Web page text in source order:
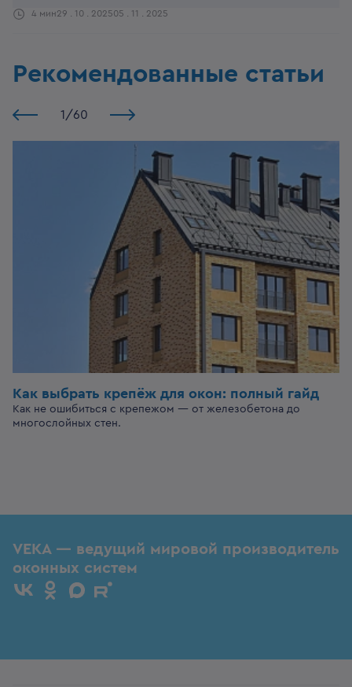
4 мин29 . 10 . 202505 . 11 . 2025
Рекомендованные статьи
1 /60
Как выбрать крепёж для окон: полный гайд
Как не ошибиться с крепежом — от железобетона до
многослойных стен.
VEKA — ведущий мировой производитель
оконных систем